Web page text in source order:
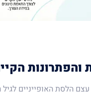
הלסת האופייניים